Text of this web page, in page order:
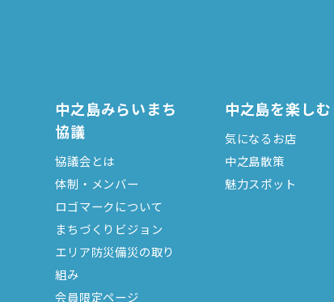
中之島みらいまち
協議
協議会とは
体制・メンバー
ロゴマークについて
まちづくりビジョン
エリア防災備災の取り
組み
会員限定ページ
中之島を楽しむ
気になるお店
中之島散策
魅力スポット